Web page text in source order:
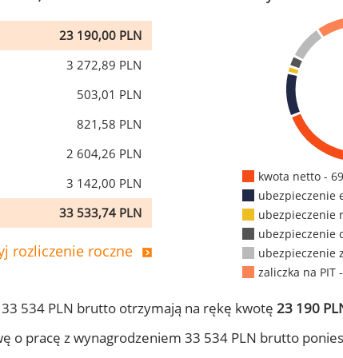
23 190,00 PLN
3 272,89 PLN
503,01 PLN
821,58 PLN
2 604,26 PLN
3 142,00 PLN
33 533,74 PLN
rozliczenie roczne
kwota netto -
ubezpieczenie
ubezpieczenie
ubezpieczenie
ubezpieczenie
zaliczka na PIT
534 PLN brutto otrzymają na rękę kwotę 23 190
o pracę z wynagrodzeniem 33 534 PLN brutto